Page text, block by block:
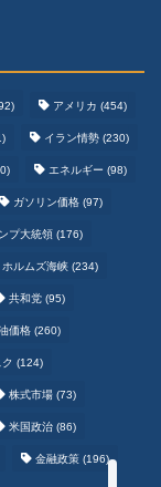
アメリカ (454)
イラン情勢 (230)
エネルギー (98)
ガソリン価格 (97)
プ大統領 (176)
ホルムズ海峡 (234)
共和党 (95)
価格 (260)
(124)
株式市場 (73)
米国政治 (86)
金融政策 (196)
まとめ
まとめ